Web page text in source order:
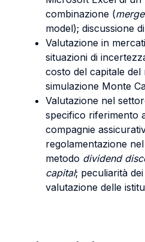
combinazione (
model); discussione
Valutazione in
situazioni di
costo del capitale del
simulazione Monte
Valutazione nel
specifico riferimento
compagnie
regolamentazione
metodo dividend
capital; peculiarità
valutazione delle